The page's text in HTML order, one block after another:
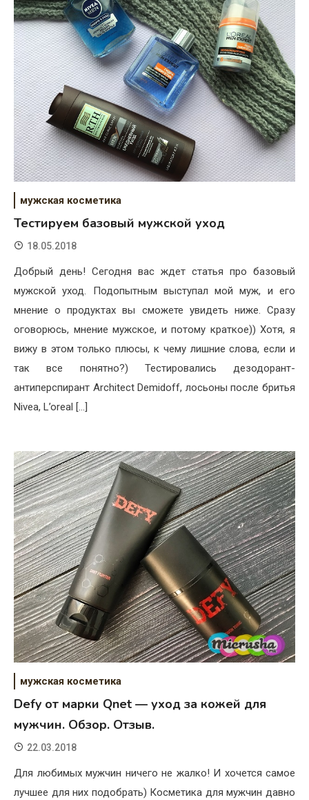
мужская косметика
Тестируем базовый мужской уход
18.05.2018
Добрый день! Сегодня вас ждет статья про базовый
мужской уход. Подопытным выступал мой муж, и его
мнение о продуктах вы сможете увидеть ниже. Сразу
оговорюсь, мнение мужское, и потому краткое)) Хотя, я
вижу в этом только плюсы, к чему лишние слова, если и
так все понятно?) Тестировались дезодорант-
антиперспирант Architect Demidoff, лосьоны после бритья
Nivea, L’oreal […]
мужская косметика
Defy от марки Qnet — уход за кожей для
мужчин. Обзор. Отзыв.
22.03.2018
Для любимых мужчин ничего не жалко! И хочется самое
лучшее для них подобрать) Косметика для мужчин давно